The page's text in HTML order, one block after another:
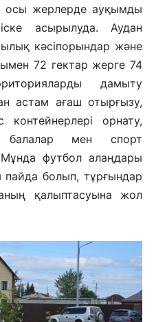
осы жерлерде ауқымды
асырылуда. Аудан
кәсіпорындар және
72 гектар жерге 74
дамыту
астам ағаш отырғызу,
орнату,
балалар мен спорт
футбол алаңдары
болып, тұрғындар
қалыптасуына жол